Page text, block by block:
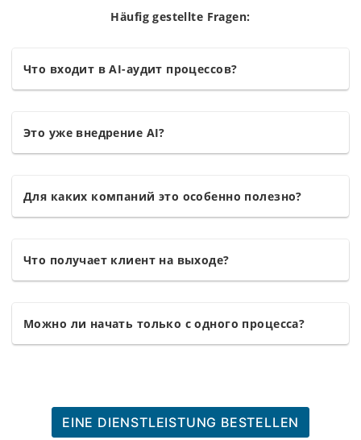
Häufig gestellte Fragen:
Что входит в AI-аудит процессов?
Это уже внедрение AI?
Для каких компаний это особенно полезно?
Что получает клиент на выходе?
Можно ли начать только с одного процесса?
EINE DIENSTLEISTUNG BESTELLEN